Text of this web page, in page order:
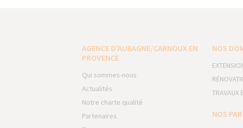
AGENCE D'AUBAGNE/CARNOUX EN
PROVENCE
Qui sommes-nous
Actualités
Notre charte qualité
Partenaires
NOS
TRAVAUX
NOS